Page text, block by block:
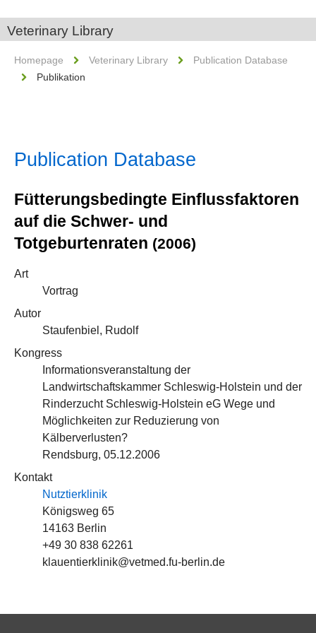
Veterinary Library
Homepage Veterinary Library
Publication Database
Publikation
Publication Database
Fütterungsbedingte Einflussfaktoren
auf die Schwer- und
Totgeburtenraten (2006)
Art
Vortrag
Autor
Staufenbiel, Rudolf
Kongress
Informationsveranstaltung der
Landwirtschaftskammer Schleswig-Holstein und der
Rinderzucht Schleswig-Holstein eG Wege und
Möglichkeiten zur Reduzierung von
Kälberverlusten?
Rendsburg, 05.12.2006
Kontakt
Nutztierklinik
Königsweg 65
14163 Berlin
+49 30 838 62261
klauentierklinik@vetmed.fu-berlin.de